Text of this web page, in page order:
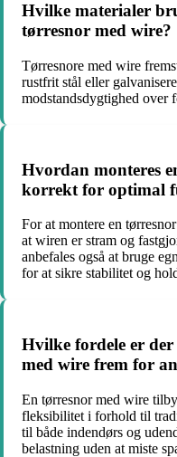
Hvilke materialer
tørresnor med wire?
Tørresnore med wire
rustfrit stål eller
modstandsdygtighed over
Hvordan monteres
korrekt for optimal
For at montere en
at wiren er stram og
anbefales også at bruge
for at sikre stabilitet og
Hvilke fordele er
med wire frem for
En tørresnor med wire
fleksibilitet i forhold til
til både indendørs og
belastning uden at miste